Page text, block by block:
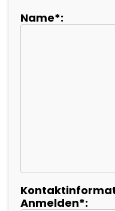
Name*:
Anmelden*: